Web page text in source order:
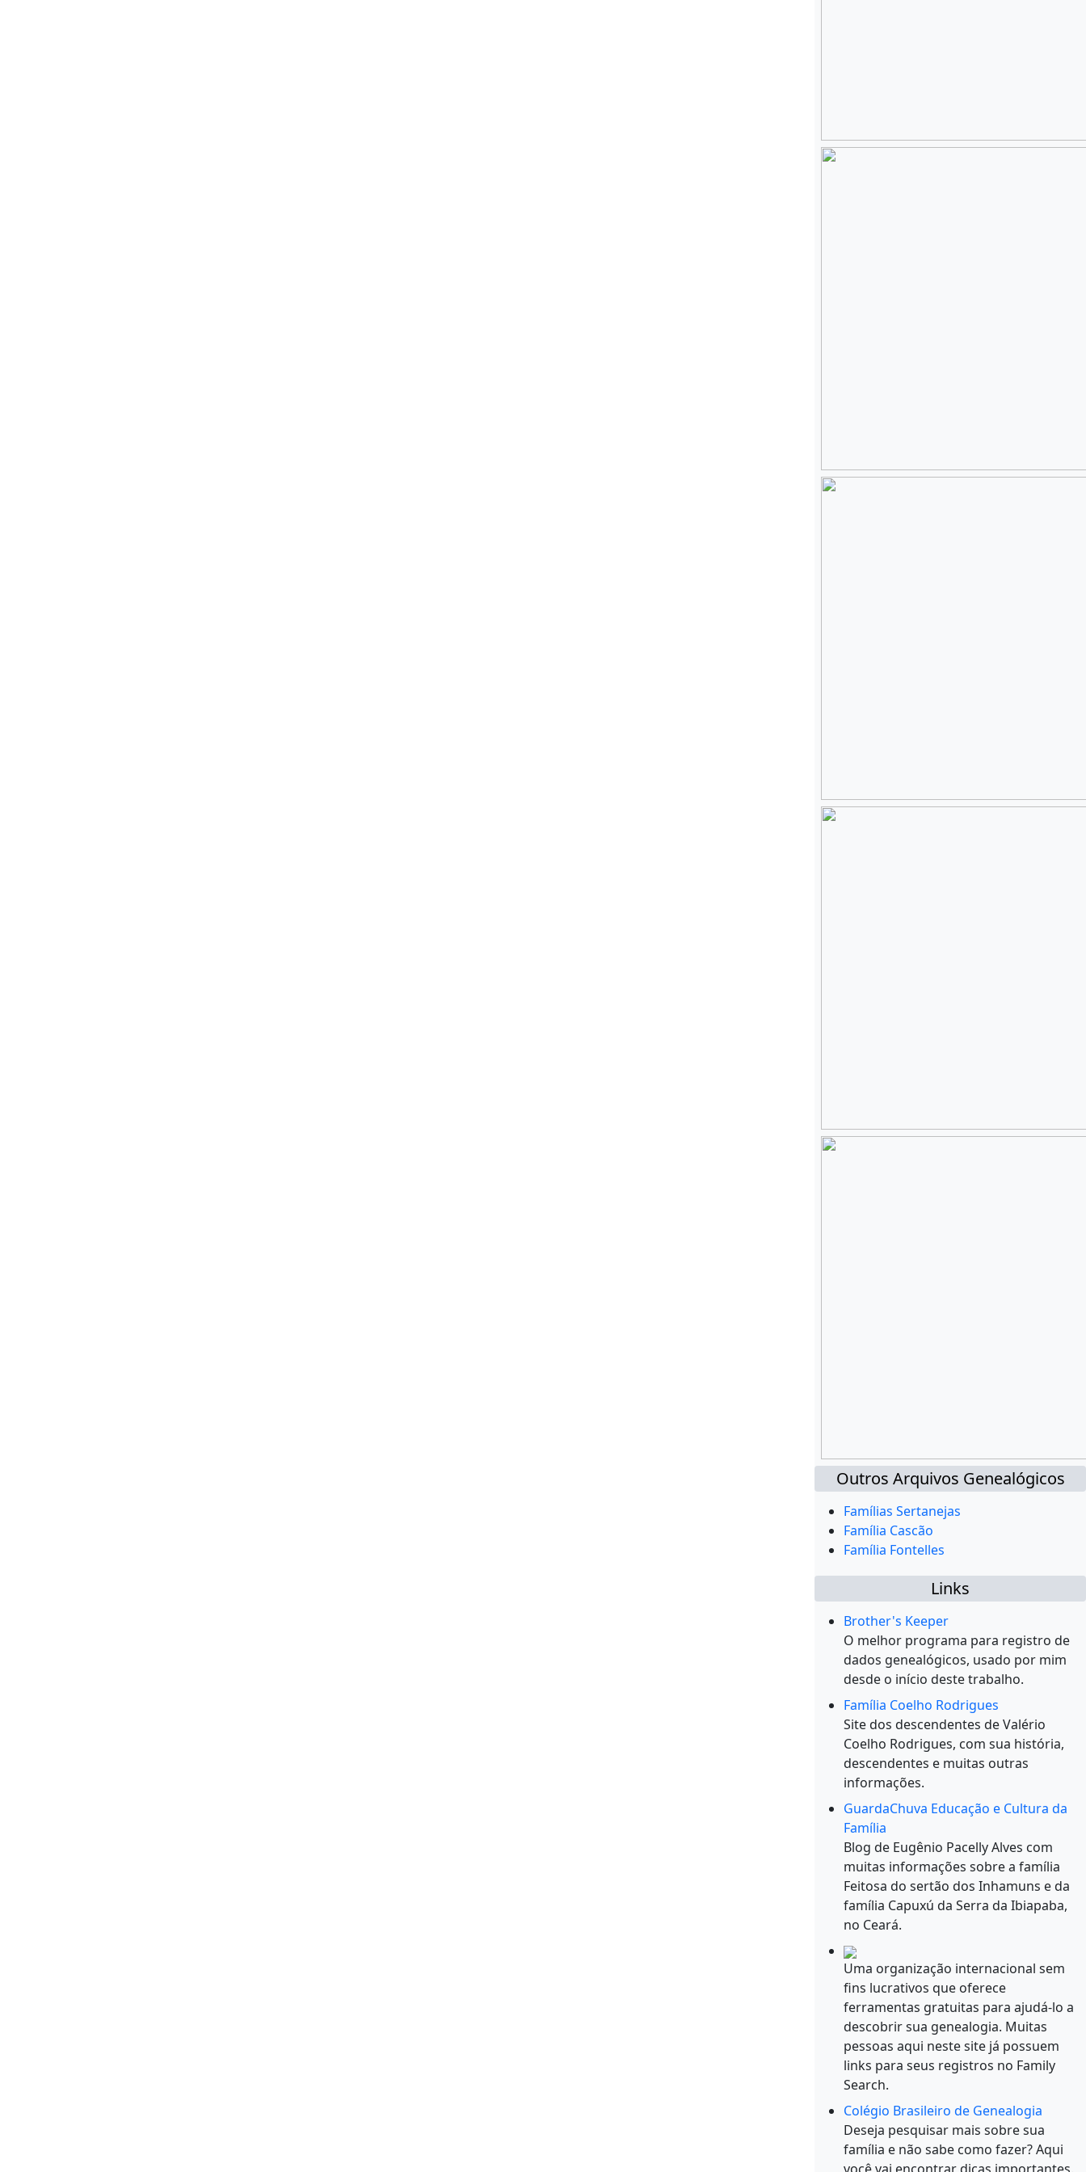
Outros Arquivos Genealógicos
Famílias Sertanejas
Família Cascão
Família Fontelles
Links
Brother's Keeper
O melhor programa para registro de
dados genealógicos, usado por mim
desde o início deste trabalho.
Família Coelho Rodrigues
Site dos descendentes de Valério
Coelho Rodrigues, com sua história,
descendentes e muitas outras
informações.
GuardaChuva Educação e Cultura da
Família
Blog de Eugênio Pacelly Alves com
muitas informações sobre a família
Feitosa do sertão dos Inhamuns e da
família Capuxú da Serra da Ibiapaba,
no Ceará.
Uma organização internacional sem
fins lucrativos que oferece
ferramentas gratuitas para ajudá-lo a
descobrir sua genealogia. Muitas
pessoas aqui neste site já possuem
links para seus registros no Family
Search.
Colégio Brasileiro de Genealogia
Deseja pesquisar mais sobre sua
família e não sabe como fazer? Aqui